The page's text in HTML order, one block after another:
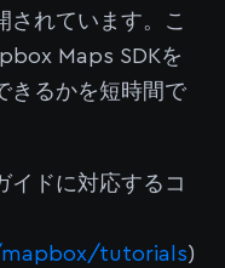
されています。こ
Maps SDKを
きるかを短時間で
イドに対応するコ
tutorials)